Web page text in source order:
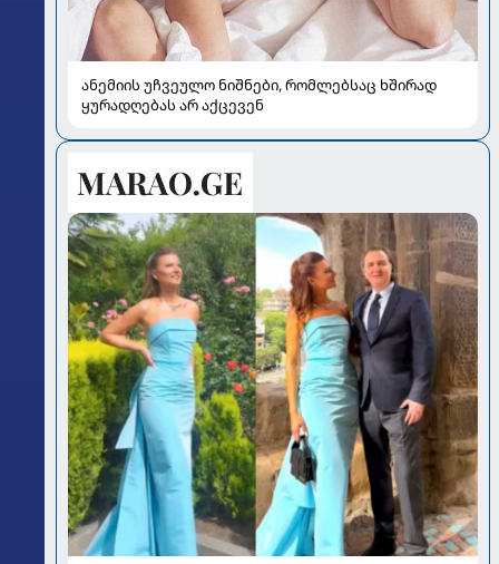
ანემიის უჩვეულო ნიშნები, რომლებსაც ხშირად
ყურადღებას არ აქცევენ